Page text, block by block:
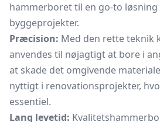
hammerboret til en go-to løsning
byggeprojekter.
Præcision: Med den rette teknik
anvendes til nøjagtigt at bore i
at skade det omgivende
nyttigt i renovationsprojekter,
essentiel.
Lang levetid: